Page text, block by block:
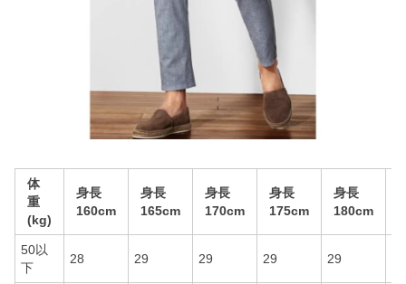
体
重
(kg)
身長
160cm
身長
165cm
身長
170cm
身長
175cm
身長
180cm
50以
下
28 29 29 29 29